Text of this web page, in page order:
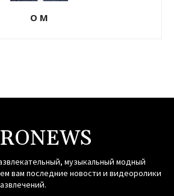
О М
музыкальный модный
вам последние новости и видеоролики